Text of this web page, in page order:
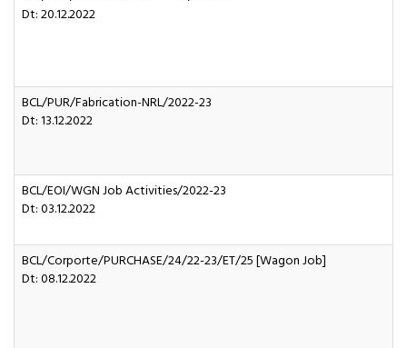
Dt: 20.12.2022
BCL/PUR/Fabrication-NRL/2022-23
Dt: 13.12.2022
BCL/EOI/WGN Job Activities/2022-23
Dt: 03.12.2022
BCL/Corporte/PURCHASE/24/22-23/ET/25 [Wagon Job]
Dt: 08.12.2022